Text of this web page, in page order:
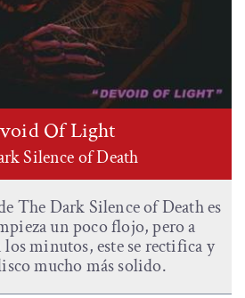
Of Light
Silence of Death
The Dark Silence of Death es
un poco flojo, pero a
los minutos, este se rectifica y
mucho más solido.